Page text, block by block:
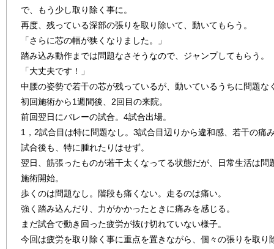
で、もう少し取り除く事に。
再度、残っている深部の張りを取り除いて、動いてもらう。
「さらに芯の幅が狭くなりました。」
踏み込み動作までは問題なさそうなので、ジャンプしてもらう。
「大丈夫です！」
中腰の姿勢で若干の芯が残っているが、動いているうちに問題な
初回施術から1週間後、2回目の来院。
前回翌日にバレーの試合。4試合出場。
1，2試合目は特に問題なし。3試合目辺りから違和感、若干の痛
試合後も、特に腫れたりはせず。
翌日、筋張ったものが若干太くなってる状態だが、日常生活は問
施術開始。
歩くのは問題なし。階段も痛くない。走るのは痛い。
強く踏み込んだり、力がかかったときに痛みを感じる。
まだ試合で動き回った疲労が抜け切れていない様子。
今回は疲労を取り除く事に重点を置きながら、個々の張りを取り